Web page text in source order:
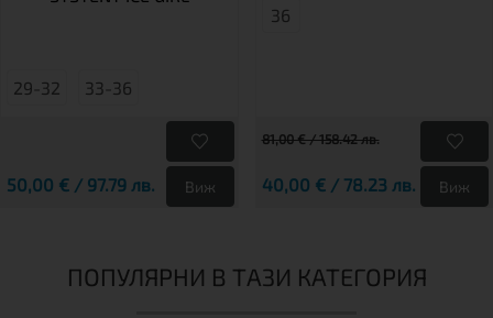
29-32 33-36
50,00 € / 97.79 лв. Виж
36
81,00 € / 158.42 лв.
40,00 € / 78.23 лв. Виж
ПОПУЛЯРНИ В ТАЗИ КАТЕГОРИЯ